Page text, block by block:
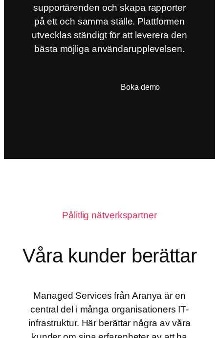
supportärenden och skapa rapporter
på ett och samma ställe. Plattformen
utvecklas ständigt för att leverera den
bästa möjliga användarupplevelsen.
Boka demo
Pålitlig nätverkspartner
Våra kunder berättar
Managed Services från Aranya är en
central del i många organisationers IT-
infrastruktur. Här berättar några av våra